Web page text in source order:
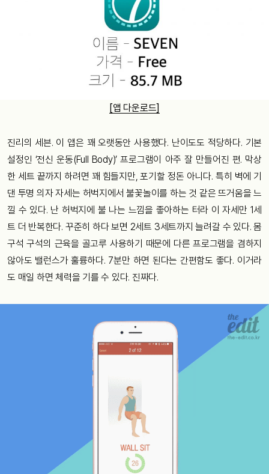
[앱 다운로드]
진리의 세븐. 이 앱은 꽤 오랫동안 사용했다. 난이도도 적당하다. 기본
설정인 ‘전신 운동(Full Body)’ 프로그램이 아주 잘 만들어진 편. 막상
한 세트 끝까지 하려면 꽤 힘들지만, 포기할 정돈 아니다. 특히 벽에 기
댄 투명 의자 자세는 허벅지에서 불꽃놀이를 하는 것 같은 뜨거움을 느
낄 수 있다. 난 허벅지에 불 나는 느낌을 좋아하는 터라 이 자세만 1세
트 더 반복한다. 꾸준히 하다 보면 2세트 3세트까지 늘려갈 수 있다. 몸
구석 구석의 근육을 골고루 사용하기 때문에 다른 프로그램을 겸하지
않아도 밸런스가 훌륭하다. 7분만 하면 된다는 간편함도 좋다. 이거라
도 매일 하면 체력을 기를 수 있다. 진짜다.